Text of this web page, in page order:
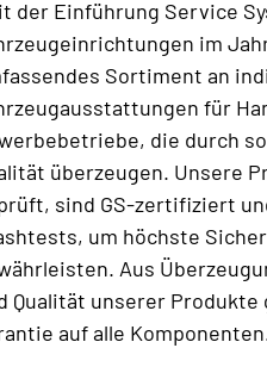
der Einführung Service
im
Sortiment an
für
die durch
überzeugen. Unsere
sind GS-zertifiziert
um höchste
Aus
Qualität unserer
auf alle